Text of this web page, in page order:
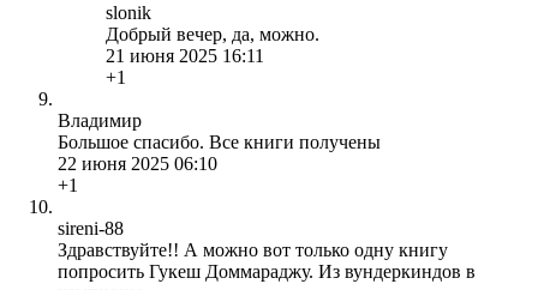
slonik
Добрый вечер, да, можно.
21 июня 2025 16:11
+1
Владимир
Большое спасибо. Все книги получены
22 июня 2025 06:10
+1
sireni-88
Здравствуйте!! А можно вот только одну книгу
попросить Гукеш Доммараджу. Из вундеркиндов в